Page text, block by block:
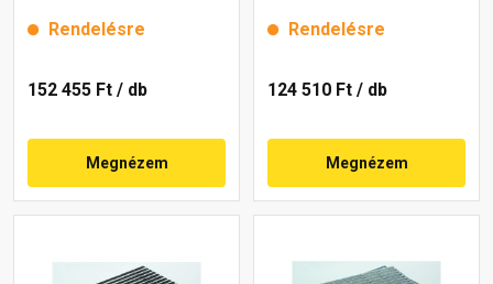
Rendelésre
152 455 Ft / db
Megnézem
Rendelésre
124 510 Ft / db
Megnézem